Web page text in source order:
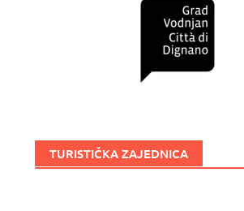
TURISTIČKA ZAJEDNICA